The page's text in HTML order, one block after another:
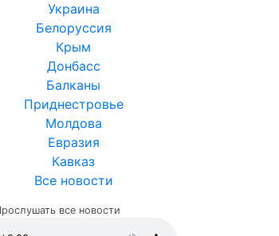
Украина
Белоруссия
Крым
Донбасс
Балканы
Приднестровье
Молдова
Евразия
Кавказ
Все новости
все новости